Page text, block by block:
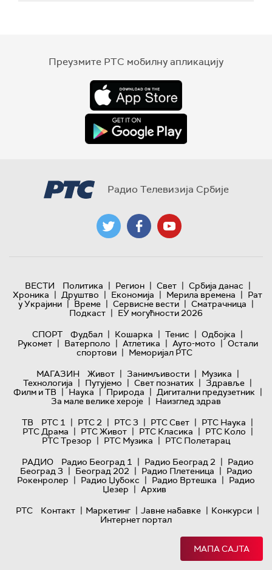
Преузмите РТС мобилну апликацију
Радио Телевизија Србије
ВЕСТИ Политика | Регион | Свет | Србија данас |
Хроника | Друштво | Економија | Мерила времена | Рат
у Украјини | Време | Сервисне вести | Сматрачница |
Подкаст | ЕУ могућности 2026
СПОРТ
Фудбал | Кошарка | Тенис | Одбојка |
Рукомет | Ватерполо | Атлетика | Ауто-мото | Остали
спортови | Меморијал РТС
МАГАЗИН
Живот | Занимљивости | Музика |
Технологијa | Путујемо | Свет познатих | Здравље |
Филм и ТВ | Наука | Природа | Дигитални предузетник |
За мале велике хероје | Наизглед здрав
ТВ
РТС 1 | РТС 2 | РТС 3 | РТС Свет | РТС Наука |
РТС Драма | РТС Живот | РТС Класика | РТС Коло |
РТС Трезор | РТС Музика | РТС Полетарац
РАДИО
Радио Београд 1 | Радио Београд 2 | Радио
Београд 3 | Београд 202 | Радио Плетеница | Радио
Рокенролер | Радио Џубокс | Радио Вртешка | Радио
Џезер | Архив
РТС
Контакт | Маркетинг | Јавне набавке | Конкурси |
Интернет портал
МАПА САЈТА